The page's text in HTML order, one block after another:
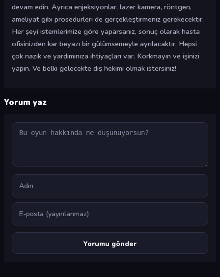
devam edin. Ayrıca enjeksiyonlar, lazer kamera, röntgen,
ameliyat gibi prosedürleri de gerçekleştirmeniz gerekecektir.
Her şeyi istemlerimize göre yaparsanız, sonuç olarak hasta
ofisinizden kar beyazı bir gülümsemeyle ayrılacaktır. Hepsi
çok nazik ve yardımınıza ihtiyaçları var. Korkmayın ve işinizi
yapın. Ve belki gelecekte diş hekimi olmak istersiniz!
Yorum yaz
Yorum
Ad
E-posta